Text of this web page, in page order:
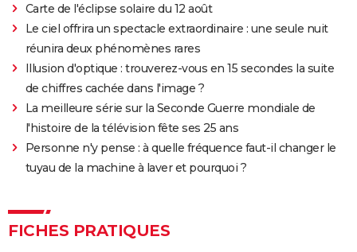
Carte de l'éclipse solaire du 12 août
Le ciel offrira un spectacle extraordinaire : une seule nuit
réunira deux phénomènes rares
Illusion d'optique : trouverez-vous en 15 secondes la suite
de chiffres cachée dans l'image ?
La meilleure série sur la Seconde Guerre mondiale de
l'histoire de la télévision fête ses 25 ans
Personne n'y pense : à quelle fréquence faut-il changer le
tuyau de la machine à laver et pourquoi ?
FICHES PRATIQUES